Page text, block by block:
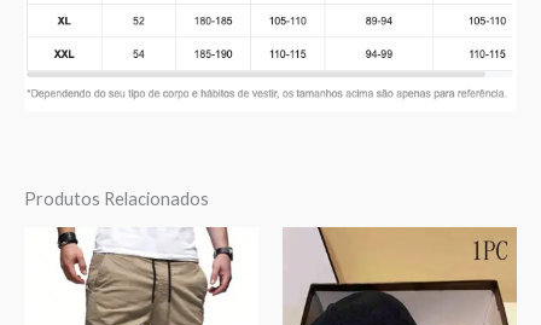
Produtos Relacionados